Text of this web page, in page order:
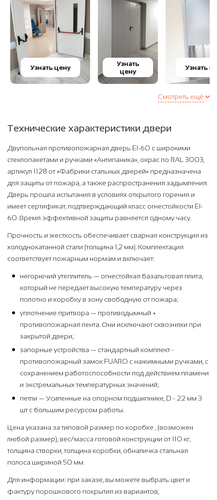
Узнать цену
Узнать
цену
Узнать
Смотреть ещё
Технические характеристики двери
Двупольная противопожарная дверь EI-60 с широкими
стеклопакетами и ручками «Антипаника», окрас по RAL 3003,
артикул 1128 от «Фабрики стальных дверей» предназначена
для защиты от пожара, а также распространения задымления.
Дверь прошла испытания в условиях открытого горения и
имеет сертификат, подтверждающий класс огнестойкости EI-
60. Время эффективной защиты равняется одному часу.
Прочность и жесткость обеспечивает сварная конструкция из
холоднокатанной стали (толщина 1,2 мм). Комплектация
соответствует пожарным нормам и включает:
негорючий утеплитель — огнестойкая базальтовая плита,
который не передает высокую температуру через
полотно и коробку в зону свободную от пожара;
уплотнение притвора — противодымный +
противопожарная лента. Они исключают сквозняки при
закрытой двери;
запорные устройства — стандартный комплект -
противопожарный замок FUARO с нажимными ручками, с
сохранением работоспособности под действием пламени
и экстремальных температурных значений;
петли — Усиленные на опорном подшипнике, D - 22 мм 3
шт с большим ресурсом работы.
Цена указана за типовой размер по коробке , (возможен
любой размер), вес/масса готовой конструкции от 110 кг,
толщина створки, толщина коробки, обналичка стальная
полоса шириной 50 мм.
Для информации: при заказе, вы можете выбрать цвет и
фактуру порошкового покрытия из вариантов,